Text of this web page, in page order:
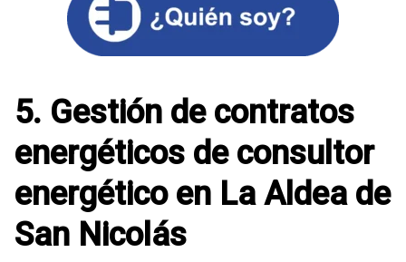
5. Gestión de contratos
energéticos de consultor
energético en La Aldea de
San Nicolás